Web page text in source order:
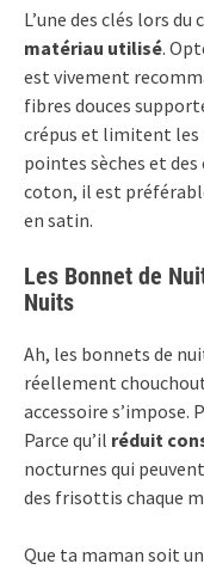
L’une des clés lors du
matériau utilisé.
est vivement
fibres douces
crépus et limitent les
pointes sèches et
coton, il est
en satin.
Les Bonnet de
Nuits
Ah, les bonnets de
réellement
accessoire
Parce qu’il réduit
nocturnes qui
des frisottis chaque
Que ta maman soit